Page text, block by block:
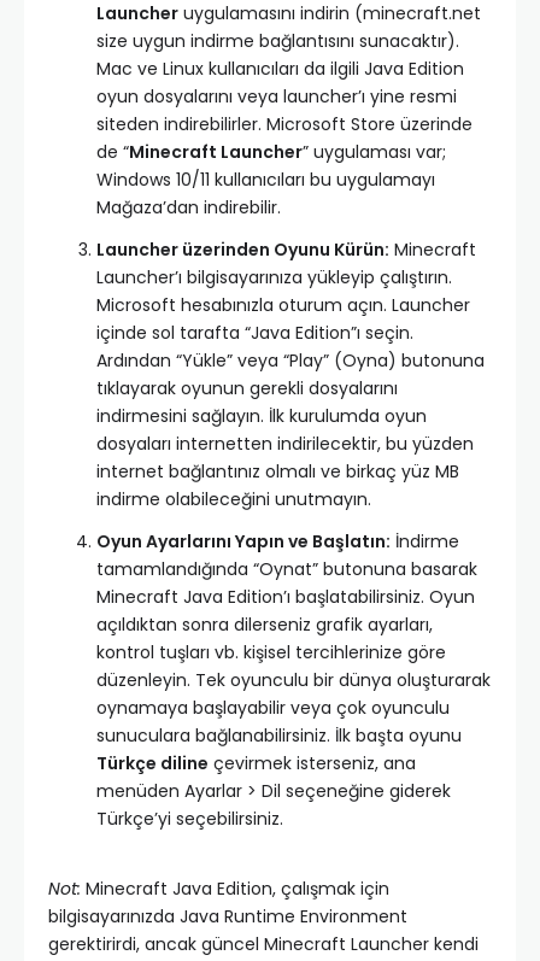
Launcher uygulamasını indirin (minecraft.net
size uygun indirme bağlantısını sunacaktır).
Mac ve Linux kullanıcıları da ilgili Java Edition
oyun dosyalarını veya launcher’ı yine resmi
siteden indirebilirler. Microsoft Store üzerinde
de “Minecraft Launcher” uygulaması var;
Windows 10/11 kullanıcıları bu uygulamayı
Mağaza’dan indirebilir.
Launcher üzerinden Oyunu Kürün: Minecraft
Launcher’ı bilgisayarınıza yükleyip çalıştırın.
Microsoft hesabınızla oturum açın. Launcher
içinde sol tarafta “Java Edition”ı seçin.
Ardından “Yükle” veya “Play” (Oyna) butonuna
tıklayarak oyunun gerekli dosyalarını
indirmesini sağlayın. İlk kurulumda oyun
dosyaları internetten indirilecektir, bu yüzden
internet bağlantınız olmalı ve birkaç yüz MB
indirme olabileceğini unutmayın.
Oyun Ayarlarını Yapın ve Başlatın: İndirme
tamamlandığında “Oynat” butonuna basarak
Minecraft Java Edition’ı başlatabilirsiniz. Oyun
açıldıktan sonra dilerseniz grafik ayarları,
kontrol tuşları vb. kişisel tercihlerinize göre
düzenleyin. Tek oyunculu bir dünya oluşturarak
oynamaya başlayabilir veya çok oyunculu
sunuculara bağlanabilirsiniz. İlk başta oyunu
Türkçe diline çevirmek isterseniz, ana
menüden Ayarlar > Dil seçeneğine giderek
Türkçe’yi seçebilirsiniz.
Not: Minecraft Java Edition, çalışmak için
bilgisayarınızda Java Runtime Environment
gerektirirdi, ancak güncel Minecraft Launcher kendi